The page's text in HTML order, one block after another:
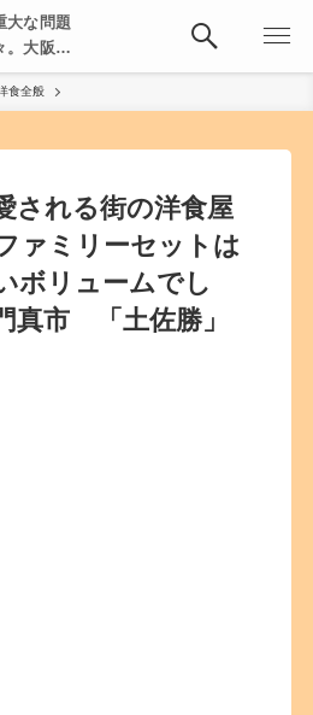
大な問題
。大阪・
食べ歩
食全般
される街の洋食屋
ァミリーセットは
ボリュームでし
市 「土佐勝」